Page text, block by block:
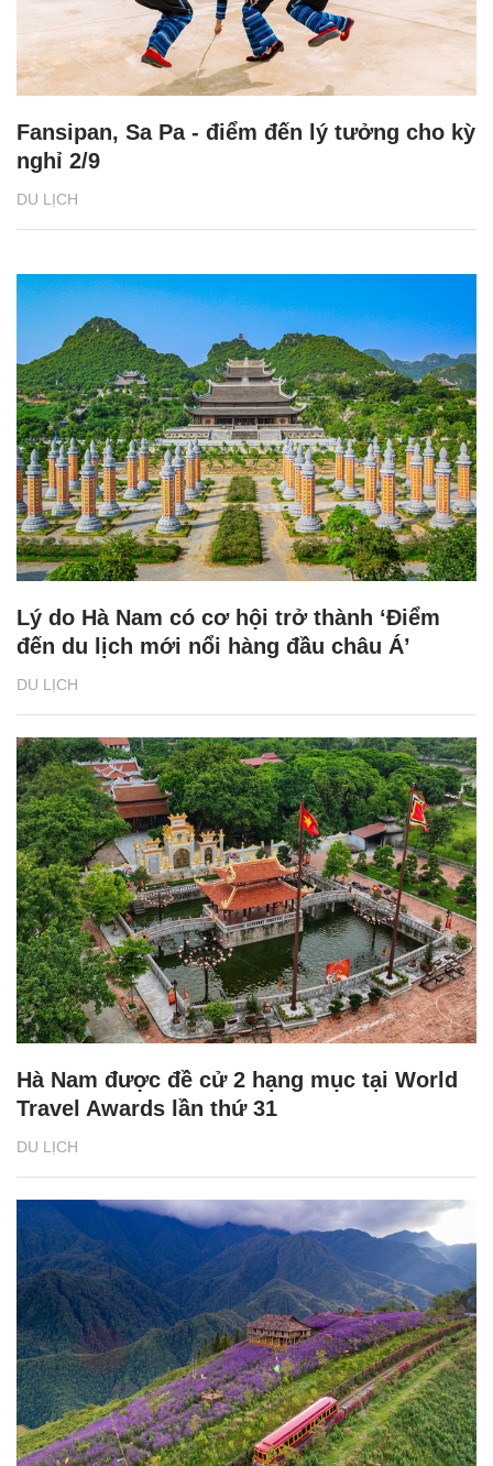
DU LỊCH
Fansipan, Sa Pa - điểm đến lý tưởng cho kỳ
nghỉ 2/9
DU LỊCH
Lý do Hà Nam có cơ hội trở thành ‘Điểm
đến du lịch mới nổi hàng đầu châu Á’
DU LỊCH
Hà Nam được đề cử 2 hạng mục tại World
Travel Awards lần thứ 31